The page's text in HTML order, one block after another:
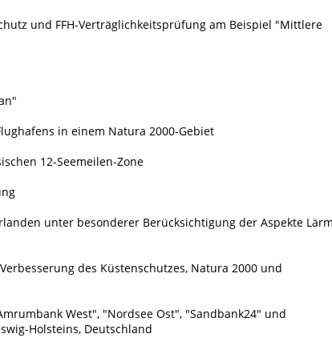
und FFH-Verträglichkeitsprüfung am Beispiel "Mittlere
in einem Natura 2000-Gebiet
12-Seemeilen-Zone
unter besonderer Berücksichtigung der Aspekte
des Küstenschutzes, Natura 2000 und
West", "Nordsee Ost", "Sandbank24" und
Holsteins, Deutschland